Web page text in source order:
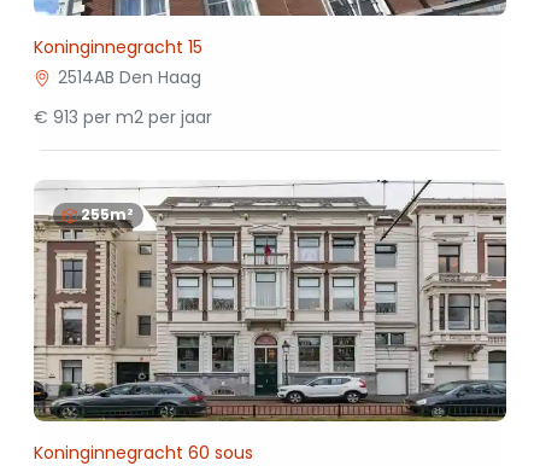
Koninginnegracht 15
2514AB Den Haag
€ 913 per m2 per jaar
255m²
Koninginnegracht 60 sous